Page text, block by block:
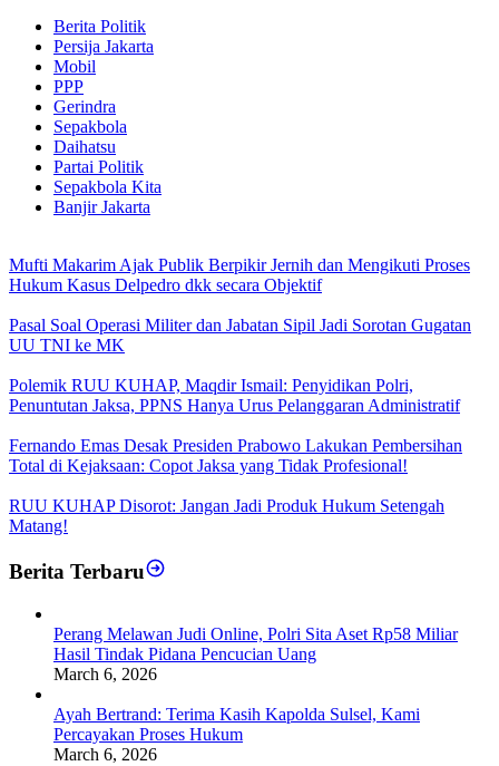
Berita Politik
Persija Jakarta
Mobil
PPP
Gerindra
Sepakbola
Daihatsu
Partai Politik
Sepakbola Kita
Banjir Jakarta
Mufti Makarim Ajak Publik Berpikir Jernih dan Mengikuti Proses
Hukum Kasus Delpedro dkk secara Objektif
Pasal Soal Operasi Militer dan Jabatan Sipil Jadi Sorotan Gugatan
UU TNI ke MK
Polemik RUU KUHAP, Maqdir Ismail: Penyidikan Polri,
Penuntutan Jaksa, PPNS Hanya Urus Pelanggaran Administratif
Fernando Emas Desak Presiden Prabowo Lakukan Pembersihan
Total di Kejaksaan: Copot Jaksa yang Tidak Profesional!
RUU KUHAP Disorot: Jangan Jadi Produk Hukum Setengah
Matang!
Berita Terbaru
Perang Melawan Judi Online, Polri Sita Aset Rp58 Miliar
Hasil Tindak Pidana Pencucian Uang
March 6, 2026
Ayah Bertrand: Terima Kasih Kapolda Sulsel, Kami
Percayakan Proses Hukum
March 6, 2026